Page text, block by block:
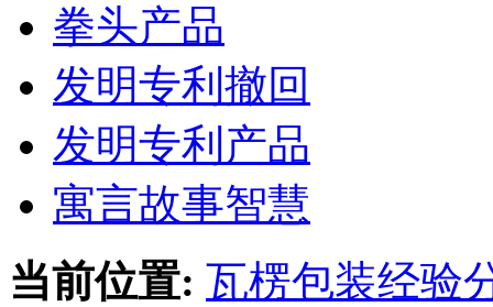
拳头产品
发明专利撤回
发明专利产品
寓言故事智慧
当前位置: 瓦楞包装经验